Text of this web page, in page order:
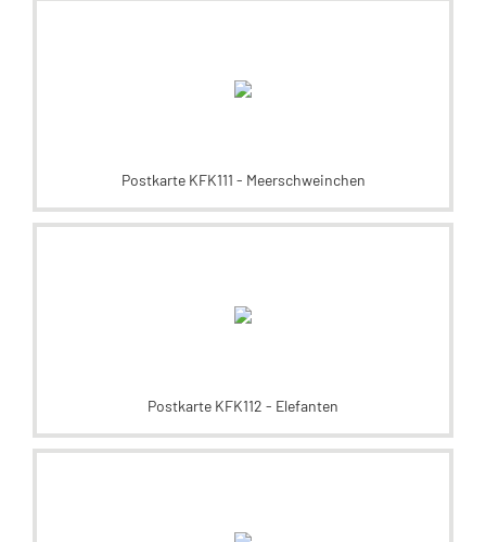
Postkarte KFK111 - Meerschweinchen
Postkarte KFK112 - Elefanten